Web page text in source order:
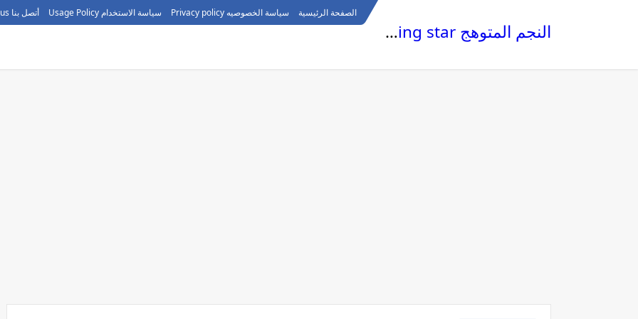
الصفحة الرئيسية سياسة الخصوصيه Privacy policy سياسة الاستخدام Usage Policy أتصل بنا call us
النجم المتوهج The glowing star